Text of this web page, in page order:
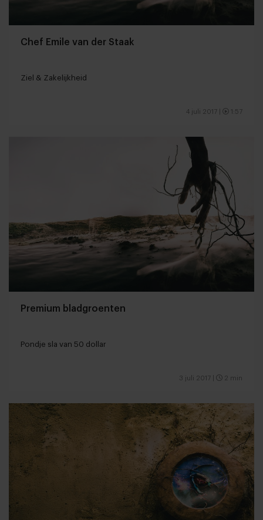
Chef Emile van der Staak
Ziel & Zakelijkheid
4 juli 2017 1:57
Premium bladgroenten
Pondje sla van 50 dollar
3 juli 2017 2 min